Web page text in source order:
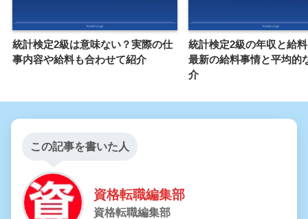
統計検定2級は意味ない？実際の仕
事内容や給料も合わせて紹介
統計検定2級の年収と給
最新の給料事情と平均的
介
この記事を書いた人
資格転職編集部
資格転職編集部